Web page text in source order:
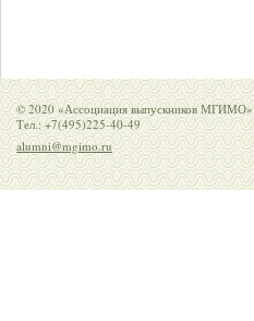
© 2020 «Ассоциация выпускников МГИМО»
Тел.: +7(495)225-40-49
alumni@mgimo.ru